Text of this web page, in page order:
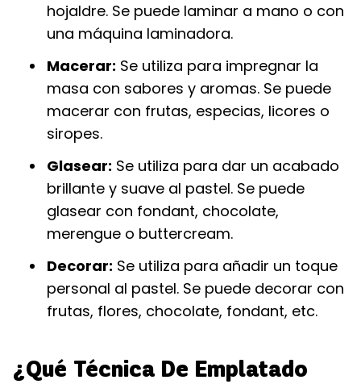
hojaldre. Se puede laminar a mano o con
una máquina laminadora.
Macerar: Se utiliza para impregnar la
masa con sabores y aromas. Se puede
macerar con frutas, especias, licores o
siropes.
Glasear: Se utiliza para dar un acabado
brillante y suave al pastel. Se puede
glasear con fondant, chocolate,
merengue o buttercream.
Decorar: Se utiliza para añadir un toque
personal al pastel. Se puede decorar con
frutas, flores, chocolate, fondant, etc.
¿Qué Técnica De Emplatado